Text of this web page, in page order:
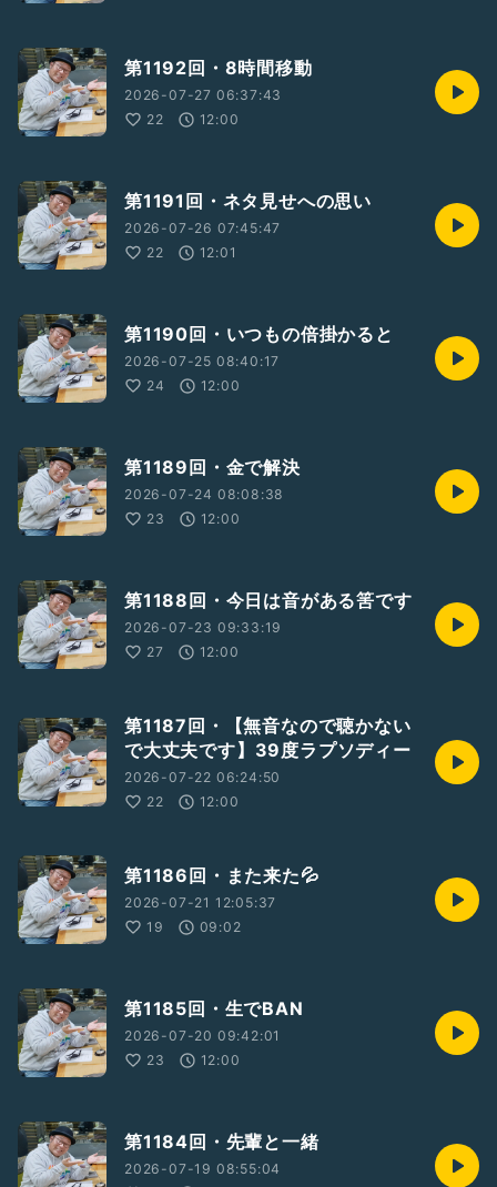
第1192回・8時間移動
2026-07-27 06:37:43
22
12:00
第1191回・ネタ見せへの思い
2026-07-26 07:45:47
22
12:01
第1190回・いつもの倍掛かると
2026-07-25 08:40:17
24
12:00
第1189回・金で解決
2026-07-24 08:08:38
23
12:00
第1188回・今日は音がある筈です
2026-07-23 09:33:19
27
12:00
第1187回・【無音なので聴かない
で大丈夫です】39度ラプソディー
2026-07-22 06:24:50
22
12:00
第1186回・また来た💦
2026-07-21 12:05:37
19
09:02
第1185回・生でBAN
2026-07-20 09:42:01
23
12:00
第1184回・先輩と一緒
2026-07-19 08:55:04